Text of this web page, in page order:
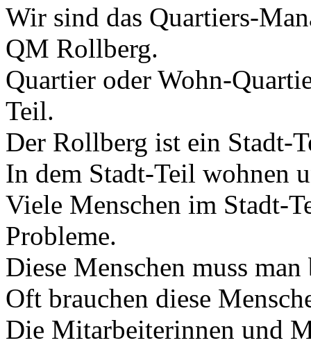
Wir sind das Quartiers-
QM Rollberg.
Quartier oder Wohn-
Teil.
Der Rollberg ist ein
In dem Stadt-Teil wohnen
Viele Menschen im Stadt-
Probleme.
Diese Menschen muss man
Oft brauchen diese
Die Mitarbeiterinnen und